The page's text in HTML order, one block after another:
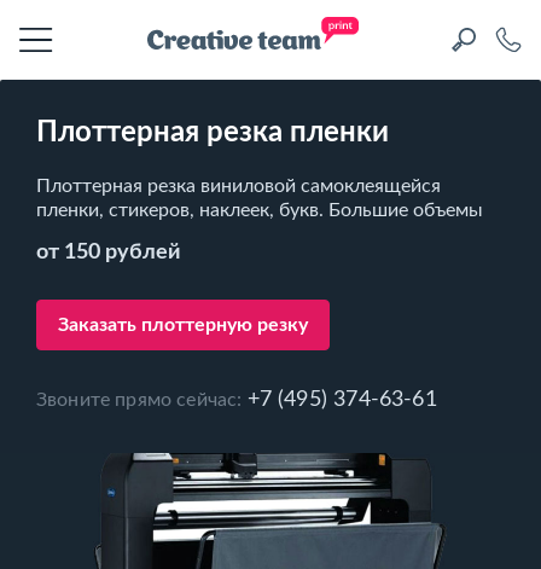
Плоттерная резка пленки
Плоттерная резка виниловой самоклеящейся
пленки, стикеров, наклеек, букв. Большие объемы
от 150 рублей
Заказать плоттерную резку
Звоните прямо сейчас: +7 (495) 374-63-61